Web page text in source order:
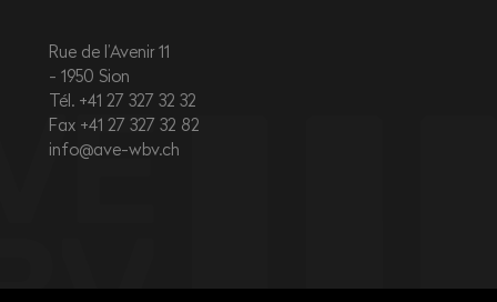
Rue de l’Avenir 11
1950 Sion
Tél. +41 27 327 32 32
Fax +41 27 327 32 82
info@ave-wbv.ch